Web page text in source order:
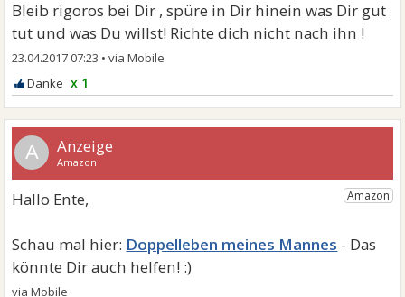
Bleib rigoros bei Dir , spüre in Dir hinein was Dir gut
tut und was Du willst! Richte dich nicht nach ihn !
23.04.2017 07:23 •
x 1
A
Doppelleben meines Mannes